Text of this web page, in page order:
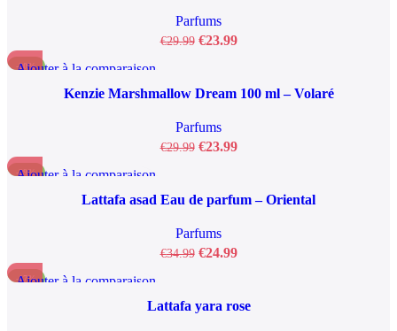
Parfums
€29.99 €23.99
-20%
Ajouter à la comparaison
Aperçu rapide
Kenzie Marshmallow Dream 100 ml – Volaré
Parfums
€29.99 €23.99
-29%
Ajouter à la comparaison
Aperçu rapide
Lattafa asad Eau de parfum – Oriental
Parfums
€34.99 €24.99
-17%
Ajouter à la comparaison
Lattafa yara rose